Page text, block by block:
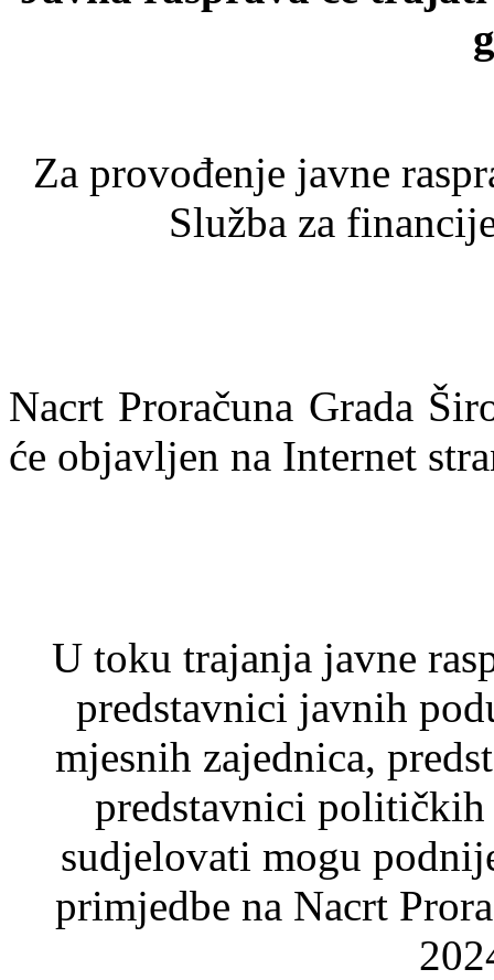
Za provođenje javne
Služba za
Nacrt Proračuna Grada
će objavljen na Internet
U toku trajanja javne
predstavnici javnih
mjesnih zajednica,
predstavnici
sudjelovati mogu
primjedbe na Nacrt